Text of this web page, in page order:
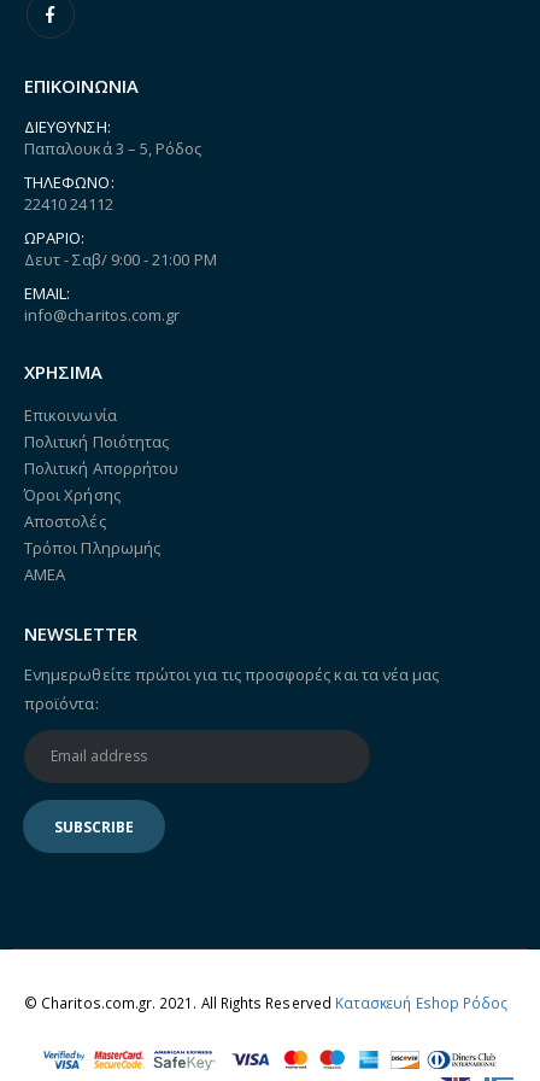
ΕΠΙΚΟΙΝΩΝΙΑ
ΔΙΕΎΘΥΝΣΗ:
Παπαλουκά 3 – 5, Ρόδος
ΤΗΛΈΦΩΝΟ:
22410 24112
ΩΡΆΡΙΟ:
Δευτ - Σαβ/ 9:00 - 21:00 PM
EMAIL:
info@charitos.com.gr
ΧΡΗΣΙΜΑ
Επικοινωνία
Πολιτική Ποιότητας
Πολιτική Απορρήτου
Όροι Χρήσης
Αποστολές
Τρόποι Πληρωμής
ΑΜΕΑ
NEWSLETTER
Ενημερωθείτε πρώτοι για τις προσφορές και τα νέα μας
προϊόντα:
© Charitos.com.gr. 2021. All Rights Reserved Κατασκευή Eshop Ρόδος